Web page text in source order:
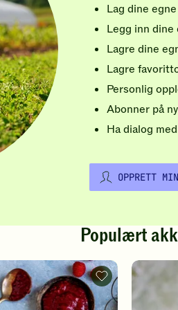
Lag dine
Legg inn
Lagre dine
Lagre
Personlig
Abonner på
Ha dialog
OPPRETT
Populært
Vafler
-
legg